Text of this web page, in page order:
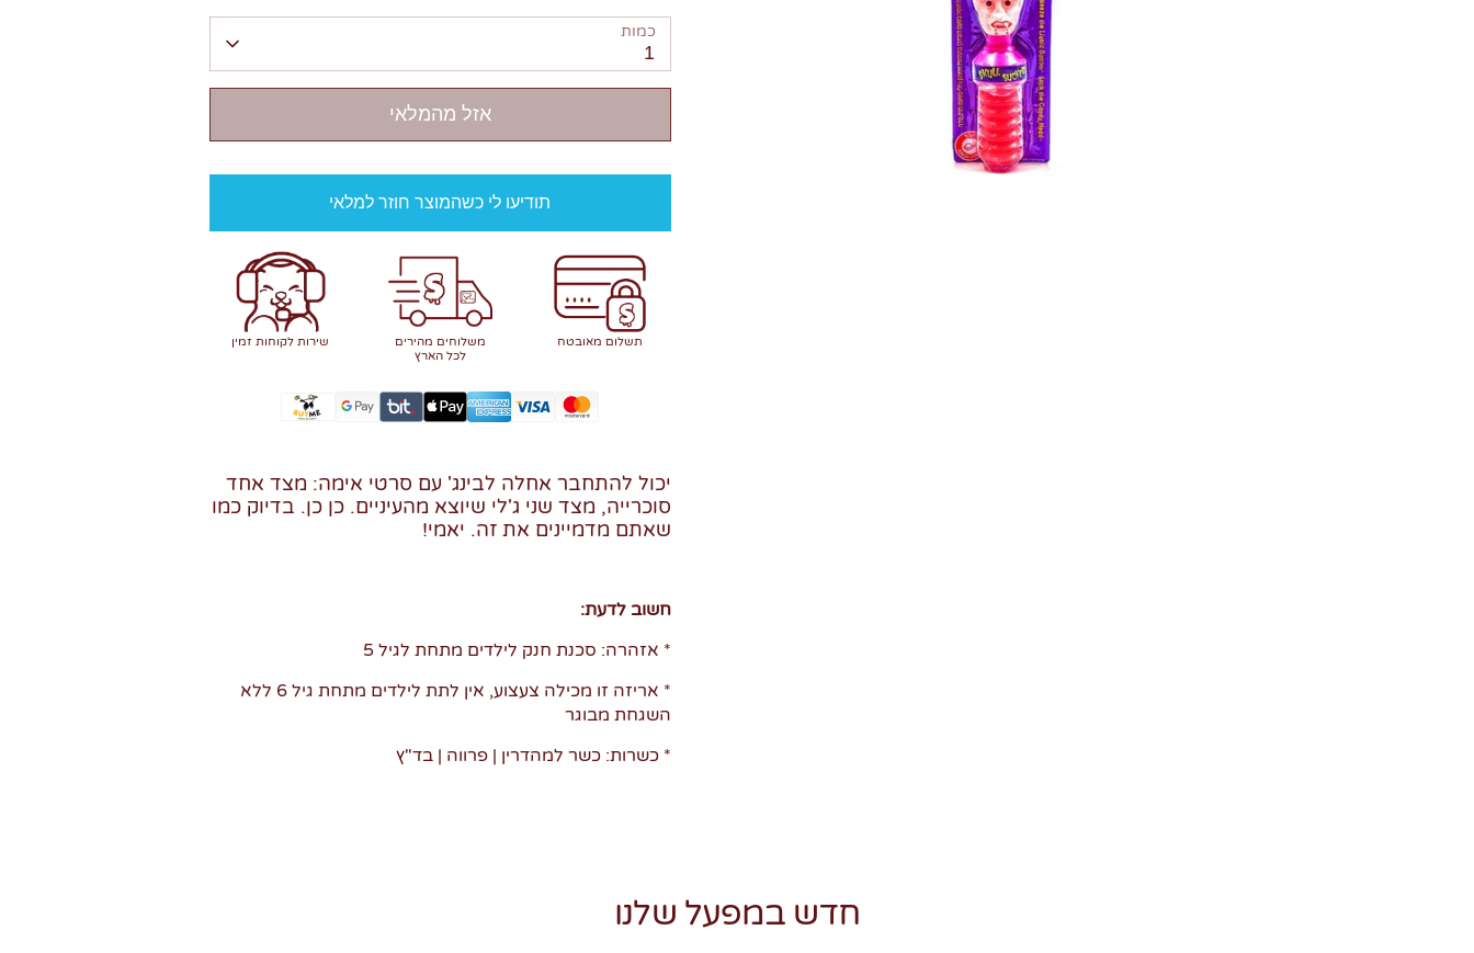
כמות
1
אזל מהמלאי
תודיעו לי כשהמוצר חוזר למלאי
תשלום מאובטח
משלוחים מהירים
לכל הארץ
שירות לקוחות זמין
יכול להתחבר אחלה לבינג' עם סרטי אימה: מצד אחד
סוכרייה, מצד שני ג'לי שיוצא מהעיניים. כן כן. בדיוק כמו
שאתם מדמיינים את זה. יאמי!
חשוב לדעת:
* אזהרה: סכנת חנק לילדים מתחת לגיל 5
* אריזה זו מכילה צעצוע, אין לתת לילדים מתחת גיל 6 ללא
השגחת מבוגר
* כשרות: כשר למהדרין | פרווה | בד"ץ
חדש במפעל שלנו